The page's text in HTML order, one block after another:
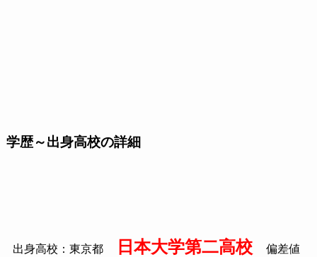
学歴～出身高校の詳細
出身高校：東京都 日本大学第二高校 偏差値